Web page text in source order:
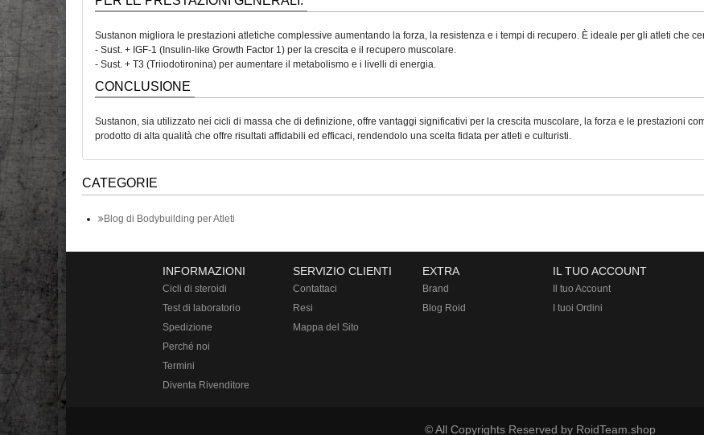
Sustanon migliora le prestazioni atletiche complessive aumentando la forza, la resistenza e i tempi di recupero. È ideale per gli atleti che
- Sust. + IGF-1 (Insulin-like Growth Factor 1) per la crescita e il recupero muscolare.
- Sust. + T3 (Triiodotironina) per aumentare il metabolismo e i livelli di energia.
CONCLUSIONE
Sustanon, sia utilizzato nei cicli di massa che di definizione, offre vantaggi significativi per la crescita muscolare, la forza e le prestazioni
prodotto di alta qualità che offre risultati affidabili ed efficaci, rendendolo una scelta fidata per atleti e culturisti.
CATEGORIE
Blog di Bodybuilding per Atleti
INFORMAZIONI
Cicli di steroidi
Test di laboratorio
Spedizione
Perché noi
Termini
Diventa Rivenditore
SERVIZIO CLIENTI
Contattaci
Resi
Mappa del Sito
EXTRA
Brand
Blog Roid
IL TUO ACCOUNT
Il tuo Account
I tuoi Ordini
© All Copyrights Reserved by RoidTeam.shop